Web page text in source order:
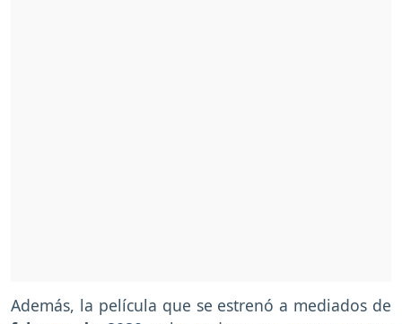
Además, la película que se estrenó a mediados de